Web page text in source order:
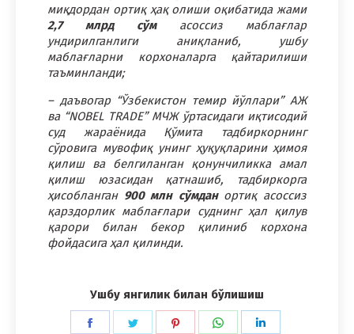
миқдордан ортиқ ҳақ олиши оқибатида жами
2,7 млрд сўмасоссиз маблағлар
ундирилганлиги аниқланиб, ушбу
маблағларни корхоналарга қайтарилиши
таъминланди;
– даъвогар “Ўзбекистон темир йўллари” АЖ
ва “NOBEL TRADE” МЧЖ ўртасидаги иқтисодий
суд жараёнида Қўмита тадбиркорнинг
сўровига мувофиқ унинг ҳуқуқларини ҳимоя
қилиш ва белгиланган қонунчиликка амал
қилиш юзасидан қатнашиб, тадбиркорга
ҳисобланган 900 млн сўмданортиқ асоссиз
қарздорлик маблағлари суднинг ҳал қилув
қарори билан бекор қилиниб корхона
фойдасига ҳал қилинди.
Ушбу янгилик билан бўлишиш
Share
Share
Share
Share